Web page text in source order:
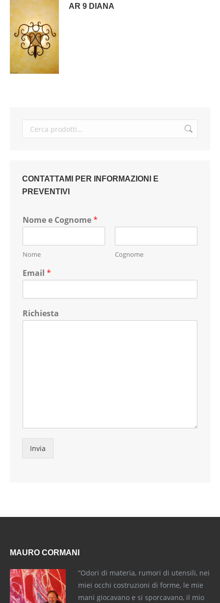
AR 9 DIANA
CONTATTAMI PER INFORMAZIONI E
PREVENTIVI
Nome e Cognome*
Nome Cognome
Email *
Richiesta
Invia
MAURO CORMANI
“Odori di materia, rumori di utensili, nei
miei occhi costruzioni di forme, le mie
mani giocavano e si sporcavano, il mio